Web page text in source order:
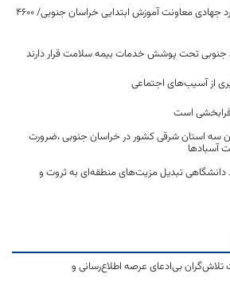
تقدیر مقام عالی وزارت از عملکرد جهادی معاونت آموزش ابتدایی خراسان جنوبی/ ۴۶۰۰
از آسیب‌های اجتماعی
است
سه استان شرقی کشور در خراسان جنوبی ،ضرورت
آسبادها
تبدیل مزیت‌های منطقه‌ای به ثروت و
بی‌ادعای عرصه اطلاع‌رسانی و